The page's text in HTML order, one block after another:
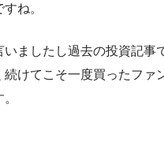
ね。
いましたし過去の投資記事
続けてこそ一度買ったファ